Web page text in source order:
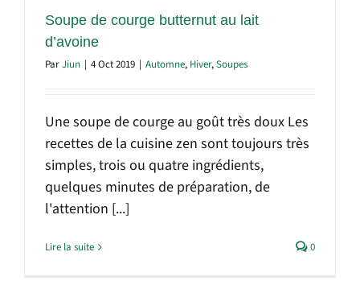
Soupe de courge butternut au lait
d’avoine
ParJiun | 4 Oct 2019 | Automne, Hiver,Soupes
Une soupe de courge au goût très doux Les
recettes de la cuisine zen sont toujours très
simples, trois ou quatre ingrédients,
quelques minutes de préparation, de
l'attention [...]
Lire la suite 0